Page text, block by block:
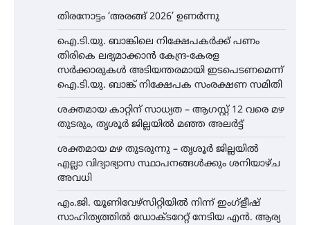
തിരനോട്ടം ‘അരങ്ങ് 2026’ ഉണർന്നു
ഐ.ടി.യു. ബാങ്കിലെ നിക്ഷേപകർക്ക് പണം
തിരികെ ലഭ്യമാക്കാൻ കേന്ദ്ര-കേരള
സർക്കാരുകൾ അടിയന്തരമായി ഇടപെടണമെന്ന്
ഐ.ടി.യു. ബാങ്ക് നിക്ഷേപക സംരക്ഷണ സമിതി
ശക്തമായ കാറ്റിന് സാധ്യത – ആഗസ്റ്റ് 12 വരെ മഴ
തുടരും, തൃശൂർ ജില്ലയിൽ മഞ്ഞ അലർട്ട്
ശക്തമായ മഴ തുടരുന്നു – തൃശൂർ ജില്ലയിൽ
എല്ലാ വിദ്യാഭ്യാസ സ്ഥാപനങ്ങൾക്കും ശനിയാഴ്ച
അവധി
എം.ജി. യൂണിവേഴ്‌സിറ്റിയിൽ നിന്ന് ഇംഗ്ളീഷ്
സാഹിത്യത്തിൽ ഡോക്ടറേറ്റ് നേടിയ എൻ. ആര്യ